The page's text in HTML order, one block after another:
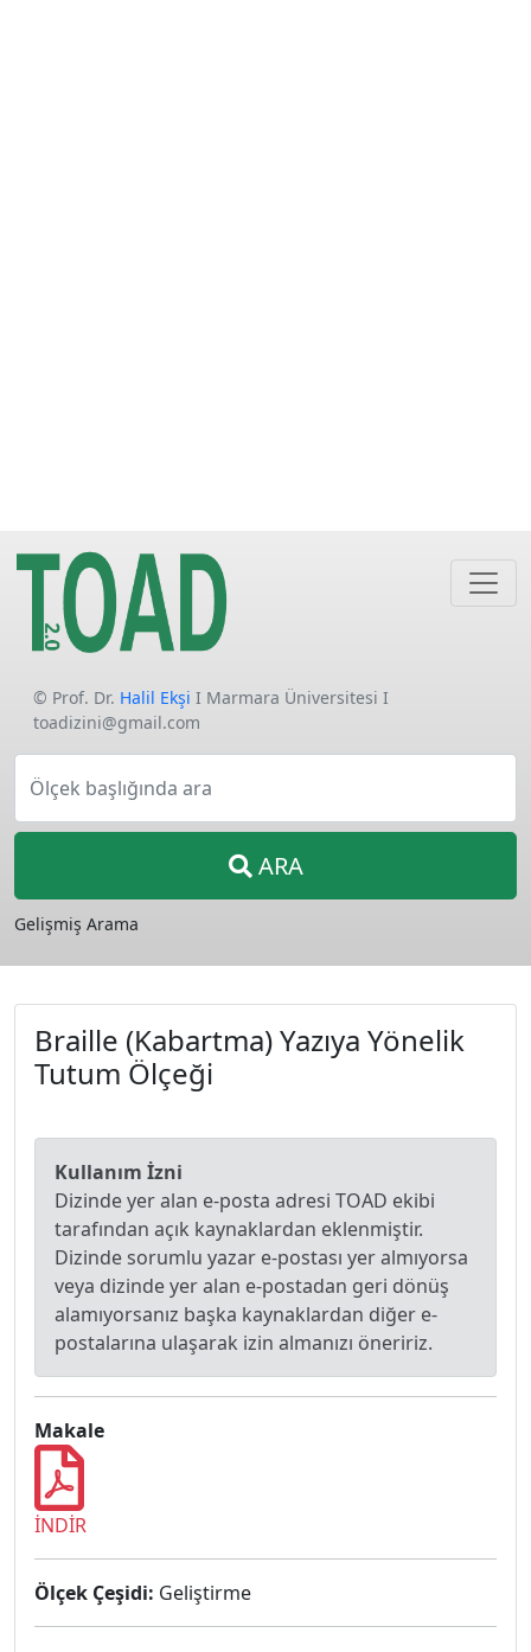
© Prof. Dr. Halil Ekşi I Marmara Üniversitesi I
toadizini@gmail.com
Ölçek başlığında ara
ARA
Gelişmiş Arama
Braille (Kabartma) Yazıya Yönelik
Tutum Ölçeği
Kullanım İzni
Dizinde yer alan e-posta adresi TOAD ekibi
tarafından açık kaynaklardan eklenmiştir.
Dizinde sorumlu yazar e-postası yer almıyorsa
veya dizinde yer alan e-postadan geri dönüş
alamıyorsanız başka kaynaklardan diğer e-
postalarına ulaşarak izin almanızı öneririz.
Makale
İNDİR
Ölçek Çeşidi: Geliştirme